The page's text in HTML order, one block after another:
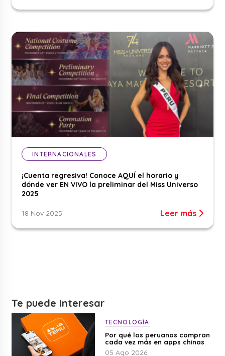
INTERNACIONALES
¡Cuenta regresiva! Conoce AQUÍ el horario y
dónde ver EN VIVO la preliminar del Miss Universo
2025
18 Nov 2025 Leer más
Te puede interesar
TECNOLOGÍA
Por qué los peruanos compran
cada vez más en apps chinas
05 Ago 2026